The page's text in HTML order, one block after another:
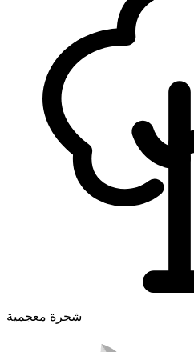
شجرة معجمية